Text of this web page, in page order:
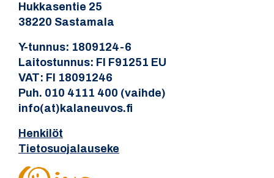
Hukkasentie 25
38220 Sastamala
Y-tunnus: 1809124-6
Laitostunnus: FI F91251 EU
VAT: FI 18091246
Puh. 010 4111 400 (vaihde)
info(at)kalaneuvos.fi
Henkilöt
Tietosuojalauseke